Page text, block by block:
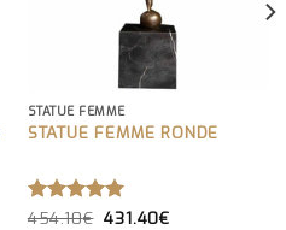
STATUE FEMME
STATUE FEMME RONDE
NOTE5.00
454.10€ LE
431.40€LE